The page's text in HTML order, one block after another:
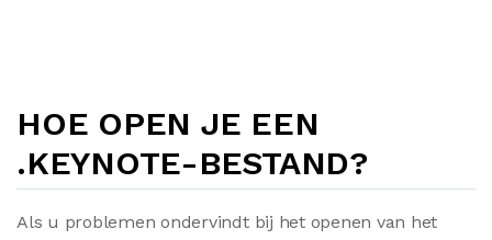
HOE OPEN JE EEN
.KEYNOTE-BESTAND?
Als u problemen ondervindt bij het openen van het